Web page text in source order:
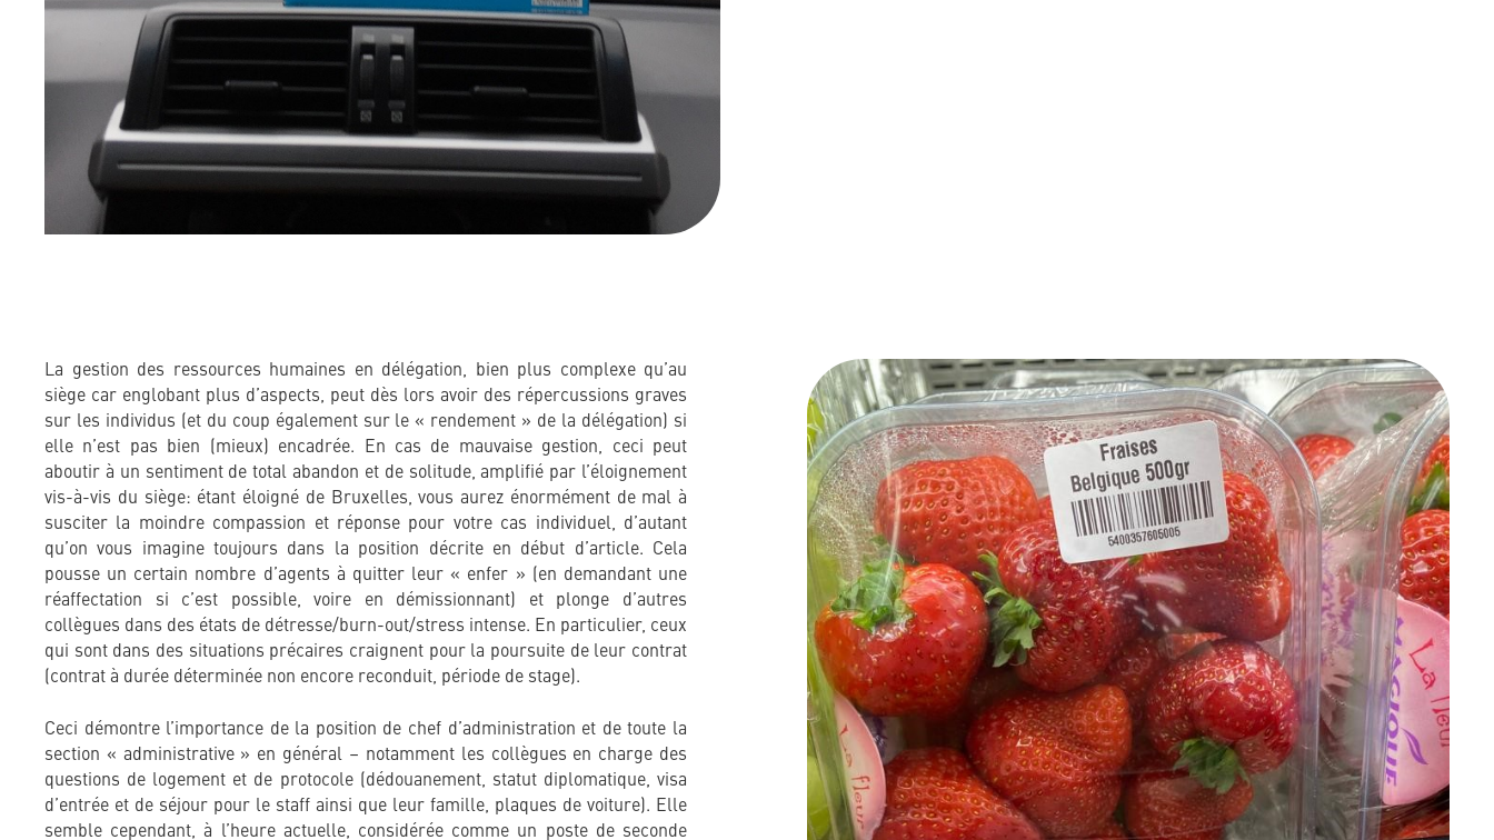
La gestion des ressources humaines en délégation, bien plus complexe qu’au
siège car englobant plus d’aspects, peut dès lors avoir des répercussions graves
sur les individus (et du coup également sur le « rendement » de la délégation) si
elle n’est pas bien (mieux) encadrée. En cas de mauvaise gestion, ceci peut
aboutir à un sentiment de total abandon et de solitude, amplifié par l’éloignement
vis-à-vis du siège: étant éloigné de Bruxelles, vous aurez énormément de mal à
susciter la moindre compassion et réponse pour votre cas individuel, d’autant
qu’on vous imagine toujours dans la position décrite en début d’article. Cela
pousse un certain nombre d’agents à quitter leur « enfer » (en demandant une
réaffectation si c’est possible, voire en démissionnant) et plonge d’autres
collègues dans des états de détresse/burn-out/stress intense. En particulier, ceux
qui sont dans des situations précaires craignent pour la poursuite de leur contrat
(contrat à durée déterminée non encore reconduit, période de stage).
Ceci démontre l’importance de la position de chef d’administration et de toute la
section « administrative » en général – notamment les collègues en charge des
questions de logement et de protocole (dédouanement, statut diplomatique, visa
d’entrée et de séjour pour le staff ainsi que leur famille, plaques de voiture). Elle
semble cependant, à l’heure actuelle, considérée comme un poste de seconde